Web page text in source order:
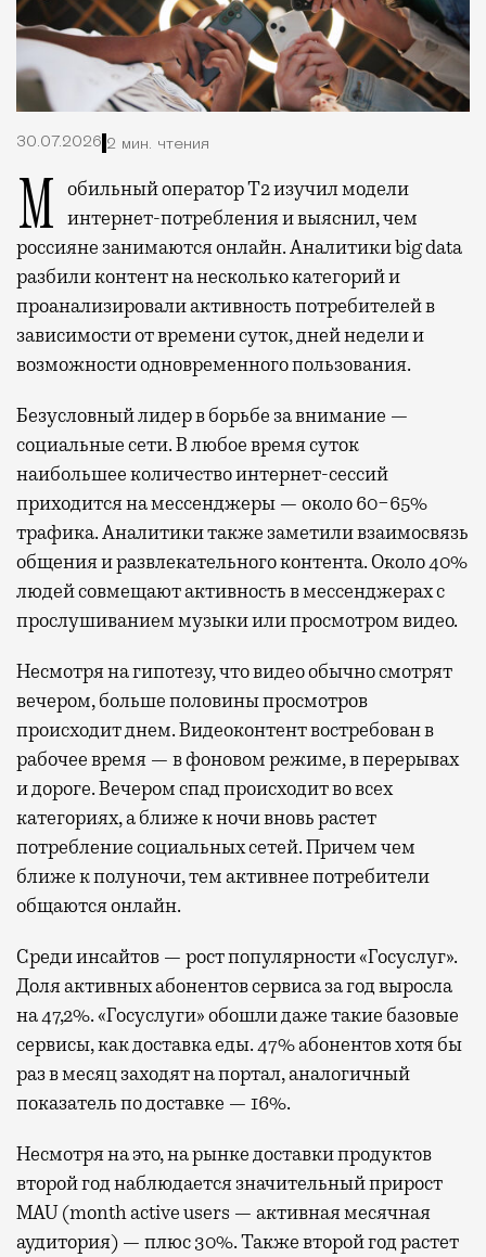
30.07.2026 2 мин. чтения
Мобильный оператор Т2 изучил модели интернет-потребления и выяснил, чем
россияне занимаются онлайн. Аналитики big data
разбили контент на несколько категорий и
проанализировали активность потребителей в
зависимости от времени суток, дней недели и
возможности одновременного пользования.
Безусловный лидер в борьбе за внимание —
социальные сети. В любое время суток
наибольшее количество интернет-сессий
приходится на мессенджеры — около 60−65%
трафика. Аналитики также заметили взаимосвязь
общения и развлекательного контента. Около 40%
людей совмещают активность в мессенджерах с
прослушиванием музыки или просмотром видео.
Несмотря на гипотезу, что видео обычно смотрят
вечером, больше половины просмотров
происходит днем. Видеоконтент востребован в
рабочее время — в фоновом режиме, в перерывах
и дороге. Вечером спад происходит во всех
категориях, а ближе к ночи вновь растет
потребление социальных сетей. Причем чем
ближе к полуночи, тем активнее потребители
общаются онлайн.
Среди инсайтов — рост популярности «Госуслуг».
Доля активных абонентов сервиса за год выросла
на 47,2%. «Госуслуги» обошли даже такие базовые
сервисы, как доставка еды. 47% абонентов хотя бы
раз в месяц заходят на портал, аналогичный
показатель по доставке — 16%.
Несмотря на это, на рынке доставки продуктов
второй год наблюдается значительный прирост
MAU (month active users — активная месячная
аудитория) — плюс 30%. Также второй год растет